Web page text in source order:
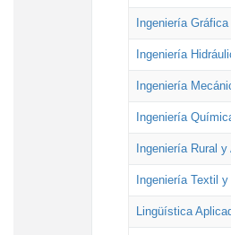
Ingeniería Gráfica
Ingeniería
Ingeniería
Ingeniería
Ingeniería Rural
Ingeniería Textil
Lingüística